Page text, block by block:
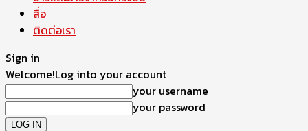
สื่อ
ติดต่อเรา
Sign in
Welcome!Log into your account
your username
your password